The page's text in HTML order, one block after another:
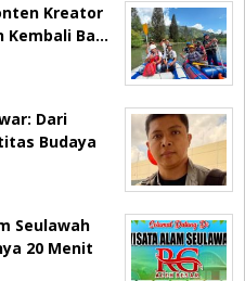
Kreator
Kembali Ba…
Dari
Budaya
Seulawah
20 Menit